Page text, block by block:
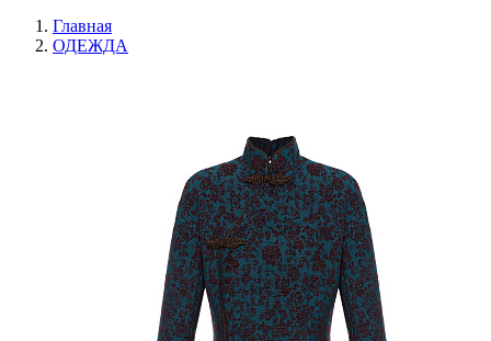
Главная
ОДЕЖДА